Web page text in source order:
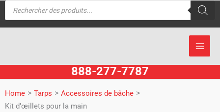
Aller
au
Recherche
888-277-7787
Home > Tarps > Accessoires de bâche >
Kit d’œillets pour la main